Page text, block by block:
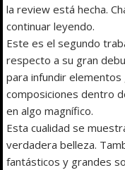
la review está hecha.
continuar leyendo.
Este es el segundo
respecto a su gran
para infundir
composiciones dentro
en algo magnífico.
Esta cualidad se
verdadera belleza.
fantásticos y grandes